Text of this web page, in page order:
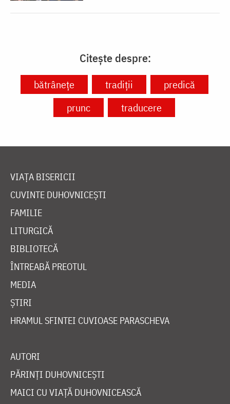
Citește despre:
bătrânețe tradiții
predică
prunc
traducere
VIAȚA BISERICII
CUVINTE DUHOVNICEȘTI
FAMILIE
LITURGICĂ
BIBLIOTECĂ
ÎNTREABĂ PREOTUL
MEDIA
ȘTIRI
HRAMUL SFINTEI CUVIOASE PARASCHEVA
AUTORI
PĂRINȚI DUHOVNICEȘTI
MAICI CU VIAȚĂ DUHOVNICEASCĂ